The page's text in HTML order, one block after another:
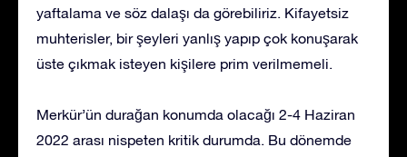
yaftalama ve söz dalaşı da görebiliriz. Kifayetsiz
muhterisler, bir şeyleri yanlış yapıp çok konuşarak
üste çıkmak isteyen kişilere prim verilmemeli.
Merkür’ün durağan konumda olacağı 2-4 Haziran
2022 arası nispeten kritik durumda. Bu dönemde